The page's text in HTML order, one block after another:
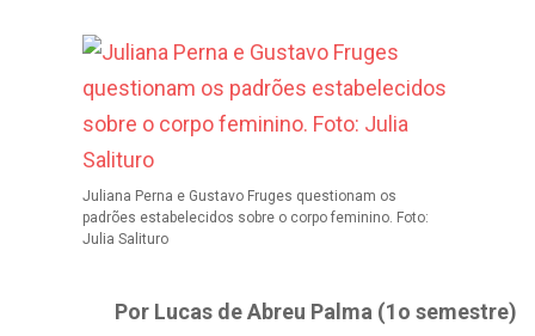
Juliana Perna e Gustavo Fruges questionam os
padrões estabelecidos sobre o corpo feminino. Foto:
Julia Salituro
Por Lucas de Abreu Palma (1o semestre)